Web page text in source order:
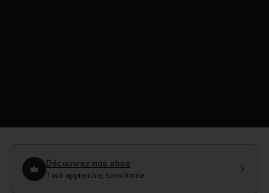
Découvrez nos abos
Tout apprendre, sans limite